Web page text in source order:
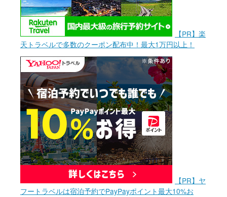
【PR】楽
天トラベルで多数のクーポン配布中！最大1万円以上！
【PR】ヤ
フートラベルは宿泊予約でPayPayポイント最大10%お